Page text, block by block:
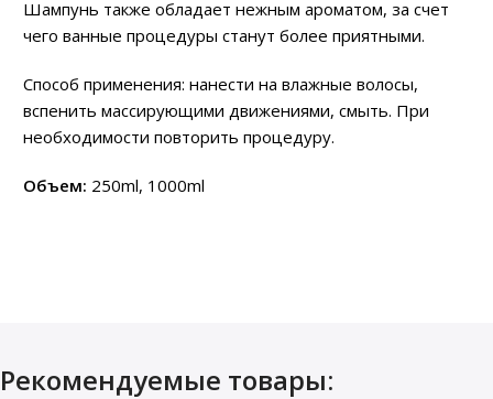
Шампунь также обладает нежным ароматом, за счет
чего ванные процедуры станут более приятными.
Способ применения: нанести на влажные волосы,
вспенить массирующими движениями, смыть. При
необходимости повторить процедуру.
Объем: 250ml, 1000ml
Рекомендуемые товары: